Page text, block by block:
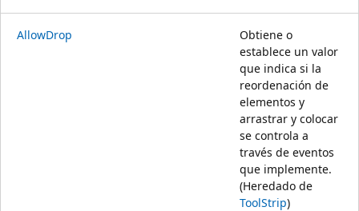
AllowDrop
Obtiene o
establece un valor
que indica si la
reordenación de
elementos y
arrastrar y colocar
se controla a
través de eventos
que implemente.
(Heredado de
ToolStrip)